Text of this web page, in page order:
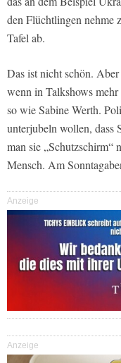
den Flüchtlingen nehme
Tafel ab.
Das ist nicht schön.
wenn in Talkshows mehr
so wie Sabine Werth.
unterjubeln wollen, dass
man sie
Mensch. Am
Anzeige
Anzeige